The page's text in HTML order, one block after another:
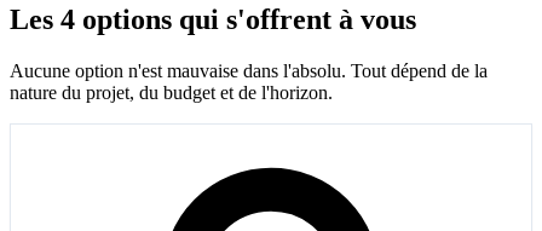
Les 4 options qui s'offrent à vous
Aucune option n'est mauvaise dans l'absolu. Tout dépend de la
nature du projet, du budget et de l'horizon.